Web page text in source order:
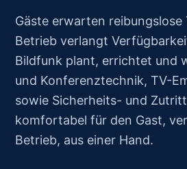
Gäste erwarten reibungslose
Betrieb verlangt
Bildfunk plant, errichtet und
und Konferenztechnik, TV-
sowie Sicherheits- und
komfortabel für den Gast,
Betrieb, aus einer Hand.